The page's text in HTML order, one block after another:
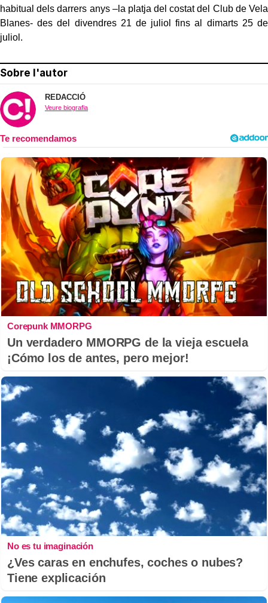
habitual dels darrers anys –la platja del costat del Club de Vela
Blanes- des del divendres 21 de juliol fins al dimarts 25 de
juliol.
Sobre l'autor
REDACCIÓ
Veure biografia
Corepunk MMORPG
Un verdadero MMORPG de la vieja escuela
¡Cómo los de antes, pero mejor!
No es tu imaginación
¿Ves caras en enchufes, coches o nubes?
Tiene explicación